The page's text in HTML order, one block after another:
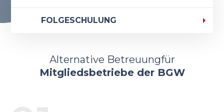
FOLGESCHULUNG
Alternative Betreuungfür
Mitgliedsbetriebe der BGW